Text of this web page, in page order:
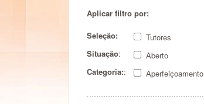
Aplicar filtro por:
Seleção:
Tutores
Situação: Aberto
Categoria:: Aperfeiçoamento